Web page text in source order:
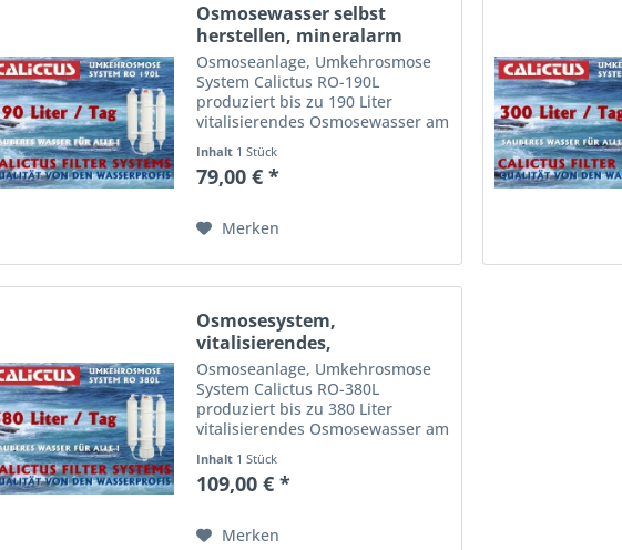
Osmosewasser selbst
herstellen, mineralarm
und...
Osmoseanlage, Umkehrosmose
System Calictus RO-190L
produziert bis zu 190 Liter
vitalisierendes Osmosewasser am
ist dreistufig. Sie sorgt für reines,
mineralarmes Wasser.
selbst...
Inhalt 1 Stück
79,00 € *
Merken
Osmosesystem,
vitalisierendes,
mineralarmes...
Osmoseanlage, Umkehrosmose
System Calictus RO-380L
produziert bis zu 380 Liter
vitalisierendes Osmosewasser am
ist dreistufig. Sie sorgt für reines,
mineralarmes Wasser.
selbst...
Inhalt 1 Stück
109,00 € *
Merken